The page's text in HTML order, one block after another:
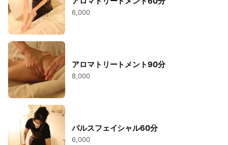
6,000
アロマトリートメント90分
8,000
パルスフェイシャル60分
6,000